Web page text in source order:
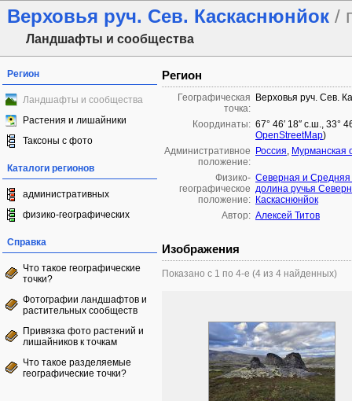
Верховья руч. Сев. Каскаснюнйок /
Ландшафты и сообщества
Регион
Ландшафты и сообщества
Растения и лишайники
Таксоны с фото
Каталоги регионов
административных
физико-географических
Справка
Что такое географические
точки?
Фотографии ландшафтов и
растительных сообществ
Привязка фото растений и
лишайников к точкам
Что такое разделяемые
географические точки?
Регион
Географическая
точка:
Верховья руч. Сев.
Координаты: 67° 46′ 18″ с.ш., 33°
OpenStreetMap)
Административное
положение:
Россия, Мурманская
Физико-
географическое
положение:
Северная и
долина ручья
Каскаснюнйок
Автор: Алексей Титов
Изображения
Показано с 1 по 4-е (4 из 4 найденных)